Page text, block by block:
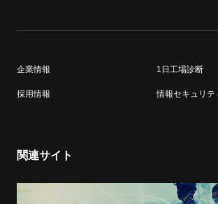
企業情報 1日工場診断
採用情報 情報セキュリテ
関連サイト